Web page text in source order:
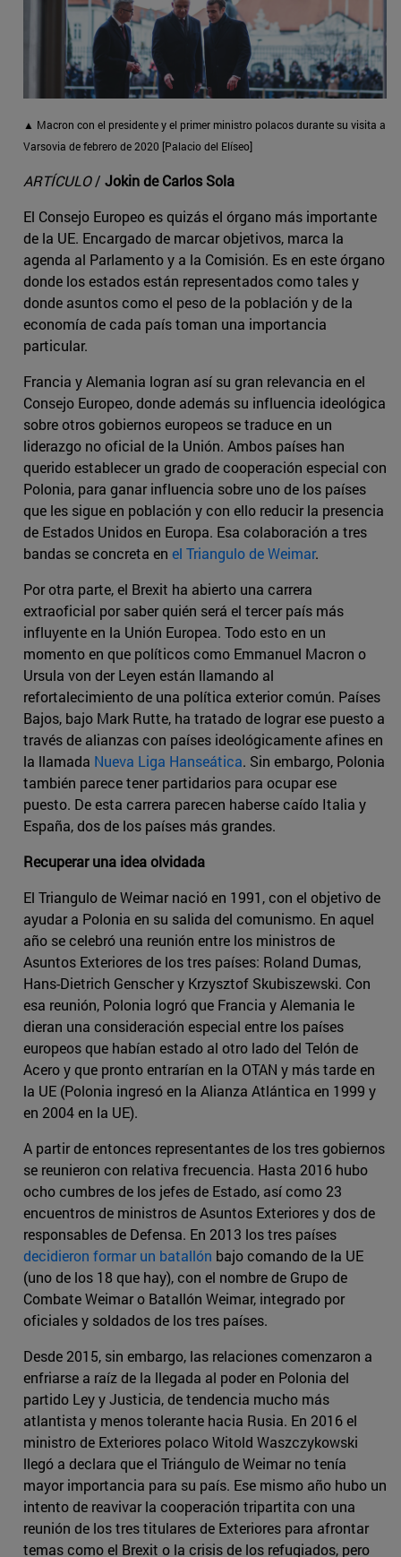
▲ Macron con el presidente y el primer ministro polacos durante su visita a
Varsovia de febrero de 2020 [Palacio del Elíseo]
ARTÍCULO/ Jokin de Carlos Sola
El Consejo Europeo es quizás el órgano más importante
de la UE. Encargado de marcar objetivos, marca la
agenda al Parlamento y a la Comisión. Es en este órgano
donde los estados están representados como tales y
donde asuntos como el peso de la población y de la
economía de cada país toman una importancia
particular.
Francia y Alemania logran así su gran relevancia en el
Consejo Europeo, donde además su influencia ideológica
sobre otros gobiernos europeos se traduce en un
liderazgo no oficial de la Unión. Ambos países han
querido establecer un grado de cooperación especial con
Polonia, para ganar influencia sobre uno de los países
que les sigue en población y con ello reducir la presencia
de Estados Unidos en Europa. Esa colaboración a tres
bandas se concreta en el Triangulo de Weimar.
Por otra parte, el Brexit ha abierto una carrera
extraoficial por saber quién será el tercer país más
influyente en la Unión Europea. Todo esto en un
momento en que políticos como Emmanuel Macron o
Ursula von der Leyen están llamando al
refortalecimiento de una política exterior común. Países
Bajos, bajo Mark Rutte, ha tratado de lograr ese puesto a
través de alianzas con países ideológicamente afines en
la llamada Nueva Liga Hanseática. Sin embargo, Polonia
también parece tener partidarios para ocupar ese
puesto. De esta carrera parecen haberse caído Italia y
España, dos de los países más grandes.
Recuperar una idea olvidada
El Triangulo de Weimar nació en 1991, con el objetivo de
ayudar a Polonia en su salida del comunismo. En aquel
año se celebró una reunión entre los ministros de
Asuntos Exteriores de los tres países: Roland Dumas,
Hans-Dietrich Genscher y Krzysztof Skubiszewski. Con
esa reunión, Polonia logró que Francia y Alemania le
dieran una consideración especial entre los países
europeos que habían estado al otro lado del Telón de
Acero y que pronto entrarían en la OTAN y más tarde en
la UE (Polonia ingresó en la Alianza Atlántica en 1999 y
en 2004 en la UE).
A partir de entonces representantes de los tres gobiernos
se reunieron con relativa frecuencia. Hasta 2016 hubo
ocho cumbres de los jefes de Estado, así como 23
encuentros de ministros de Asuntos Exteriores y dos de
responsables de Defensa. En 2013 los tres países
decidieron formar un batallón bajo comando de la UE
(uno de los 18 que hay), con el nombre de Grupo de
Combate Weimar o Batallón Weimar, integrado por
oficiales y soldados de los tres países.
Desde 2015, sin embargo, las relaciones comenzaron a
enfriarse a raíz de la llegada al poder en Polonia del
partido Ley y Justicia, de tendencia mucho más
atlantista y menos tolerante hacia Rusia. En 2016 el
ministro de Exteriores polaco Witold Waszczykowski
llegó a declara que el Triángulo de Weimar no tenía
mayor importancia para su país. Ese mismo año hubo un
intento de reavivar la cooperación tripartita con una
reunión de los tres titulares de Exteriores para afrontar
temas como el Brexit o la crisis de los refugiados, pero